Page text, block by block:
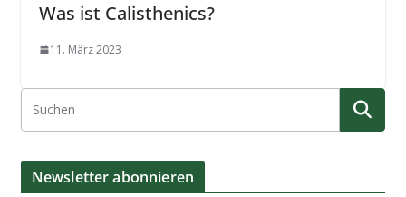
Was ist Calisthenics?
11. März 2023
Newsletter abonnieren